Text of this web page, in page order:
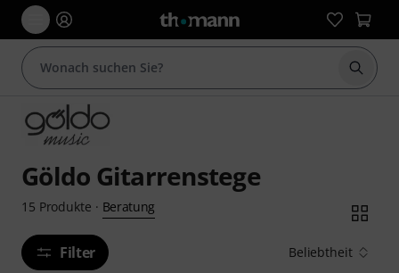
Suche
Göldo Gitarrenstege
15 Produkte · Beratung
Filter Beliebtheit